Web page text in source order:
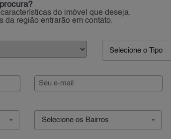
do imóvel que deseja.
da região entrarão em contato.
Selecione o Tipo
Selecione os Bairros